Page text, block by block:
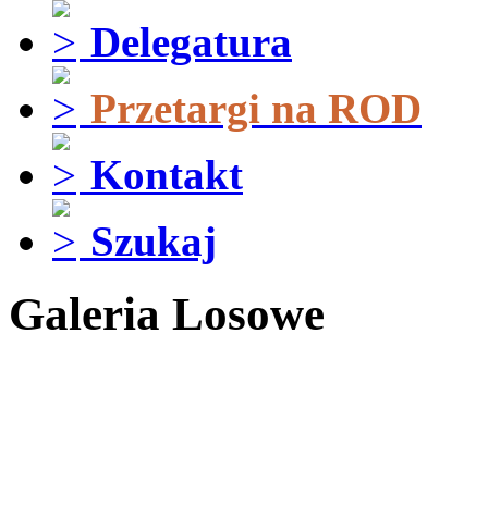
Delegatura
Przetargi na ROD
Kontakt
Szukaj
Galeria Losowe